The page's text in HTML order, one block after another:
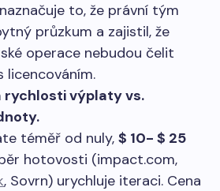
to, že právní tým
průzkum a zajistil, že
operace nebudou čelit
licencováním.
rychlosti výplaty vs.
téměř od nuly, $ 10- $ 25
hotovosti (impact.com,
, Sovrn) urychluje iteraci. Cena